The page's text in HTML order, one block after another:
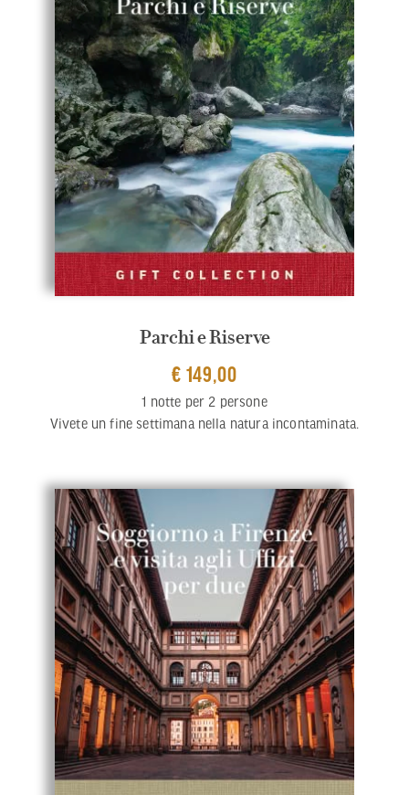
Parchi e Riserve
€ 149,00
1 notte per 2 persone
Vivete un fine settimana nella natura incontaminata.